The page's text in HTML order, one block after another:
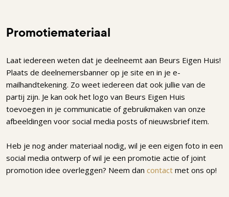
Promotiemateriaal
Laat iedereen weten dat je deelneemt aan Beurs Eigen Huis!
Plaats de deelnemersbanner op je site en in je e-
mailhandtekening. Zo weet iedereen dat ook jullie van de
partij zijn. Je kan ook het logo van Beurs Eigen Huis
toevoegen in je communicatie of gebruikmaken van onze
afbeeldingen voor social media posts of nieuwsbrief item.
Heb je nog ander materiaal nodig, wil je een eigen foto in een
social media ontwerp of wil je een promotie actie of joint
promotion idee overleggen? Neem dan contact met ons op!